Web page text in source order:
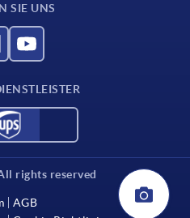
SIE UNS
rights reserved
AGB